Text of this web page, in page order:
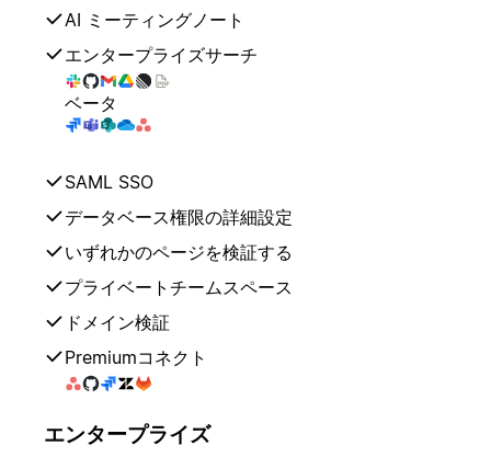
AI ミーティングノート
エンタープライズサーチ
ベータ
SAML SSO
データベース権限の詳細設定
いずれかのページを検証する
プライベートチームスペース
ドメイン検証
Premiumコネクト
エンタープライズ